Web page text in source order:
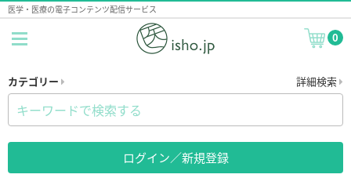
医学・医療の電子コンテンツ配信サービス
0
カテゴリー 詳細検索
ログイン／新規登録